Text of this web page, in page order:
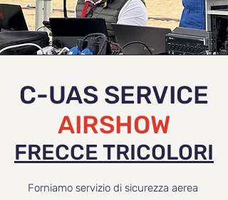
C-UAS SERVICE
AIRSHOW
FRECCE TRICOLORI
Forniamo servizio di sicurezza aerea